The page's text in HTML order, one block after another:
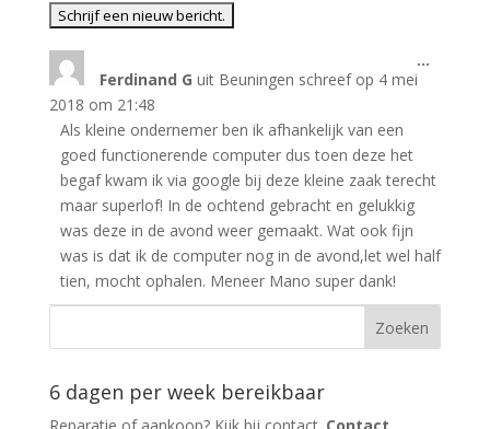
Ferdinand G uit Beuningen schreef op 4 mei
2018 om 21:48
Als kleine ondernemer ben ik afhankelijk van een
goed functionerende computer dus toen deze het
begaf kwam ik via google bij deze kleine zaak terecht
maar superlof! In de ochtend gebracht en gelukkig
was deze in de avond weer gemaakt. Wat ook fijn
was is dat ik de computer nog in de avond,let wel half
tien, mocht ophalen. Meneer Mano super dank!
...
6 dagen per week bereikbaar